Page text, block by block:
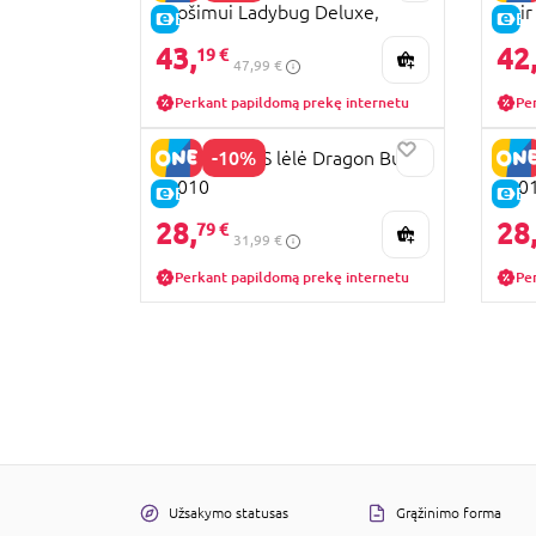
E-KAINA
puošimui Ladybug Deluxe,
50247
43,19 €
47,99 €
Perkant papildomą prekę internetu
Noir
42,
-10%
E-KAINA
MIRACULOUS lėlė Dragon Bug,
50010
28,79 €
31,99 €
Perkant papildomą prekę internetu
E-
28,
Užsakymo statusas Grąžinimo forma